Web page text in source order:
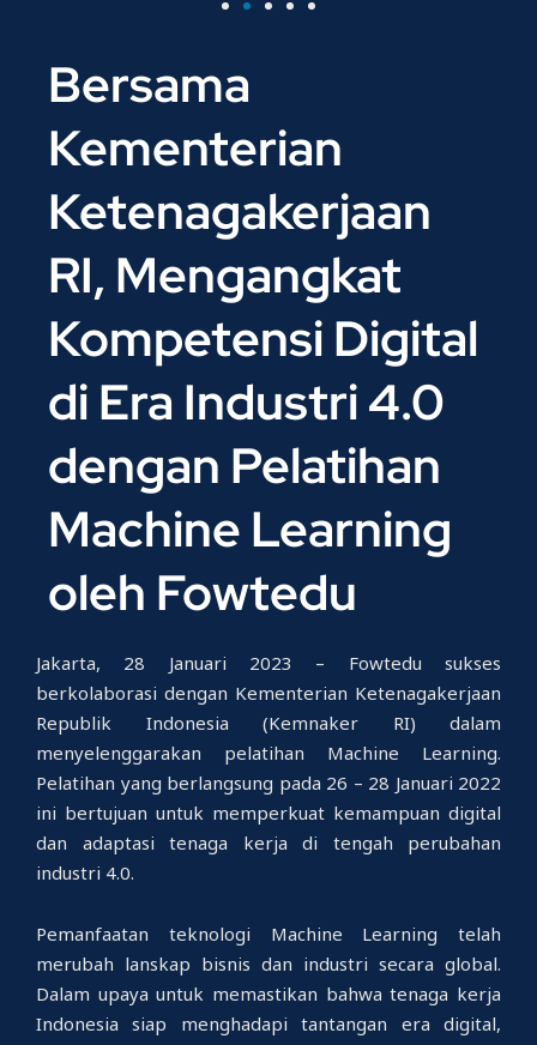
Bersama
Kementerian
Ketenagakerjaan
RI, Mengangkat
Kompetensi Digital
di Era Industri 4.0
dengan Pelatihan
Machine Learning
oleh Fowtedu
Jakarta, 28 Januari 2023 – Fowtedu sukses
berkolaborasi dengan Kementerian Ketenagakerjaan
Republik Indonesia (Kemnaker RI) dalam
menyelenggarakan pelatihan Machine Learning.
Pelatihan yang berlangsung pada 26 – 28 Januari 2022
ini bertujuan untuk memperkuat kemampuan digital
dan adaptasi tenaga kerja di tengah perubahan
industri 4.0.
Pemanfaatan teknologi Machine Learning telah
merubah lanskap bisnis dan industri secara global.
Dalam upaya untuk memastikan bahwa tenaga kerja
Indonesia siap menghadapi tantangan era digital,